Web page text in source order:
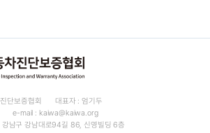
단보증협회
대표자 : 엄기두
e-mail : kaiwa@kaiwa.org
남구 강남대로94길 86, 신영빌딩 6층